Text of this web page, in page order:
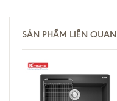
SẢN PHẨM LIÊN QUAN